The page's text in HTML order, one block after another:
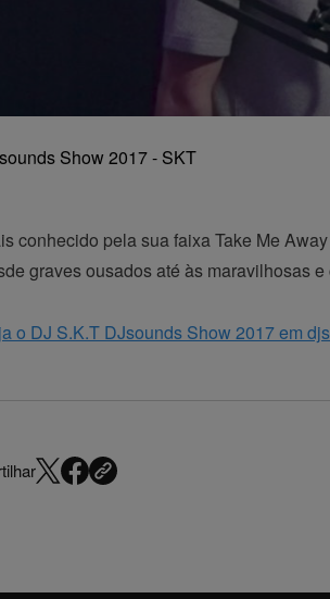
Show 2017 - SKT
conhecido pela sua faixa Take Me
graves ousados até às maravilhosas
o DJ S.K.T DJsounds Show 2017 em